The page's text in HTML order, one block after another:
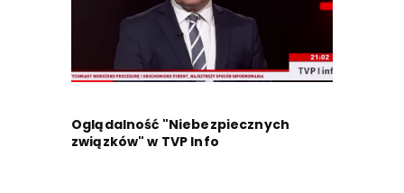
Oglądalność "Niebezpiecznych
związków" w TVP Info